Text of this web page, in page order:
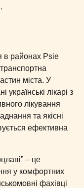
в районах Psie
міста. У
українські лікарі з
лікування
та якісні
ефективна
– це
у комфортних
фахівці